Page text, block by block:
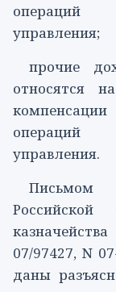
операций
управления;
прочие
относятся
операций
управления.
Письмом
07/97427, N
даны